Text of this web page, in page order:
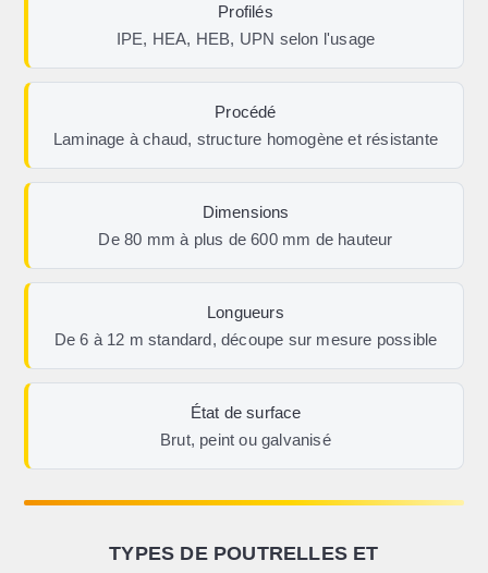
Profilés
IPE, HEA, HEB, UPN selon l'usage
Procédé
Laminage à chaud, structure homogène et résistante
Dimensions
De 80 mm à plus de 600 mm de hauteur
Longueurs
De 6 à 12 m standard, découpe sur mesure possible
État de surface
Brut, peint ou galvanisé
TYPES DE POUTRELLES ET